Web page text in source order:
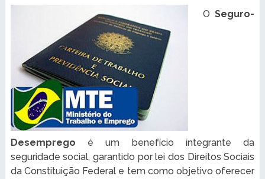
OSeguro-
Desemprego é um benefício integrante da
seguridade social, garantido por lei dos Direitos Sociais
da Constituição Federal e tem como objetivo oferecer